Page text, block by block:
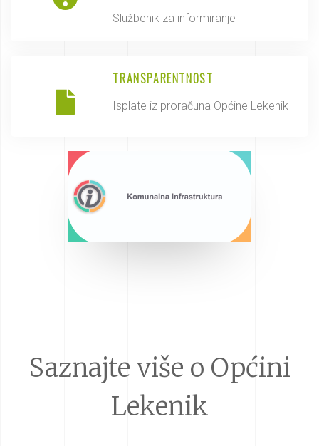
Službenik za informiranje
TRANSPARENTNOST
Isplate iz proračuna Općine Lekenik
Saznajte više o Općini
Lekenik